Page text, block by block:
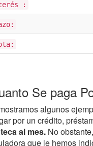
:
Se paga
algunos
por un crédito,
al mes. No
que le hemos